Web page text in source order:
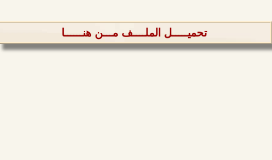
تحميـــــل الملــــف مـــن هنــــــا